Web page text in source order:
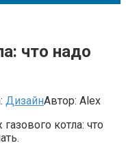
что надо
ДизайнАвтор: Alex
котла: что